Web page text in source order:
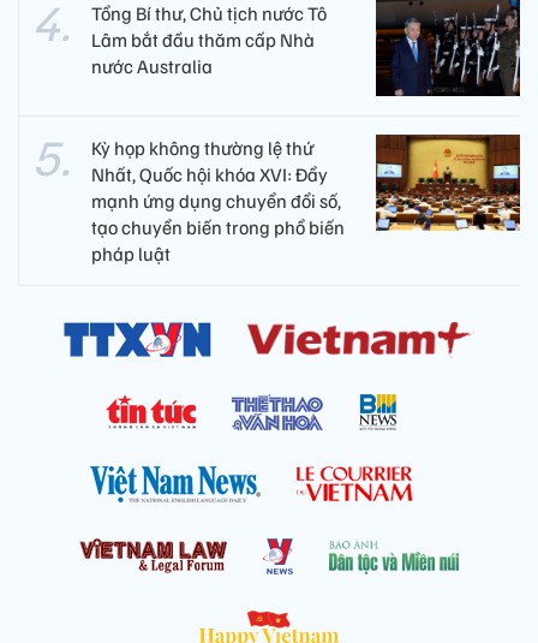
Tổng Bí thư, Chủ tịch nước Tô
Lâm bắt đầu thăm cấp Nhà
nước Australia
Kỳ họp không thường lệ thứ
Nhất, Quốc hội khóa XVI: Đẩy
mạnh ứng dụng chuyển đổi số,
tạo chuyển biến trong phổ biến
pháp luật